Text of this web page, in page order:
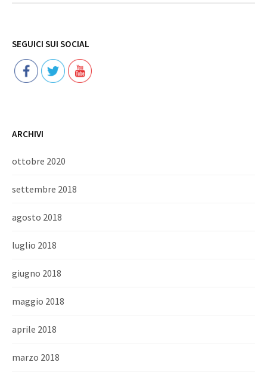
SEGUICI SUI SOCIAL
ARCHIVI
ottobre 2020
settembre 2018
agosto 2018
luglio 2018
giugno 2018
maggio 2018
aprile 2018
marzo 2018